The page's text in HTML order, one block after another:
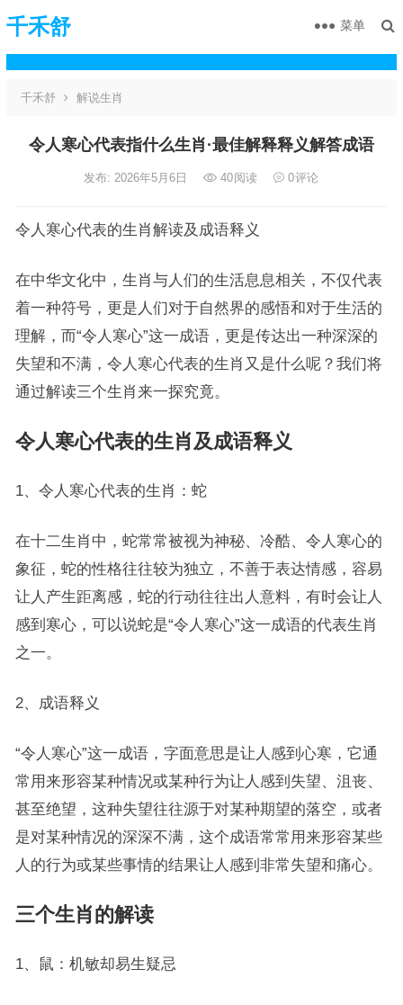
千禾舒 菜单
千禾舒 解说生肖
令人寒心代表指什么生肖·最佳解释释义解答成语
发布: 2026年5月6日 40阅读 0评论
令人寒心代表的生肖解读及成语释义
在中华文化中，生肖与人们的生活息息相关，不仅代表
着一种符号，更是人们对于自然界的感悟和对于生活的
理解，而“令人寒心”这一成语，更是传达出一种深深的
失望和不满，令人寒心代表的生肖又是什么呢？我们将
通过解读三个生肖来一探究竟。
令人寒心代表的生肖及成语释义
1、令人寒心代表的生肖：蛇
在十二生肖中，蛇常常被视为神秘、冷酷、令人寒心的
象征，蛇的性格往往较为独立，不善于表达情感，容易
让人产生距离感，蛇的行动往往出人意料，有时会让人
感到寒心，可以说蛇是“令人寒心”这一成语的代表生肖
之一。
2、成语释义
“令人寒心”这一成语，字面意思是让人感到心寒，它通
常用来形容某种情况或某种行为让人感到失望、沮丧、
甚至绝望，这种失望往往源于对某种期望的落空，或者
是对某种情况的深深不满，这个成语常常用来形容某些
人的行为或某些事情的结果让人感到非常失望和痛心。
三个生肖的解读
1、鼠：机敏却易生疑忌